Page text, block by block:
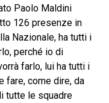
Paolo Maldini
126 presenze in
Nazionale, ha tutti i
perché io di
farlo, lui ha tutti i
fare, come dire, da
tutte le squadre